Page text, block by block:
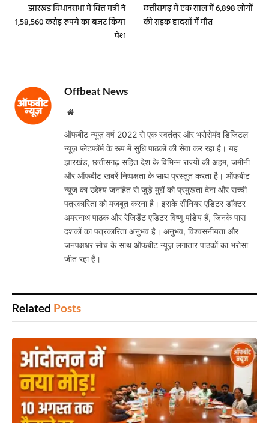
झारखंड विधानसभा में वित्त मंत्री ने
1,58,560 करोड़ रुपये का बजट किया
पेश
छत्तीसगढ़ में एक साल में 6,898 लोगों
की सड़क हादसों में मौत
Offbeat News
Website
ऑफबीट न्यूज़ वर्ष 2022 से एक स्वतंत्र और भरोसेमंद डिजिटल
न्यूज़ प्लेटफॉर्म के रूप में सुधि पाठकों की सेवा कर रहा है। यह
झारखंड, छत्तीसगढ़ सहित देश के विभिन्न राज्यों की अहम, जमीनी
और ऑफबीट खबरें निष्पक्षता के साथ प्रस्तुत करता है। ऑफबीट
न्यूज़ का उद्देश्य जनहित से जुड़े मुद्दों को प्रमुखता देना और सच्ची
पत्रकारिता को मजबूत करना है। इसके सीनियर एडिटर डॉक्टर
अमरनाथ पाठक और रेजिडेंट एडिटर विष्णु पांडेय हैं, जिनके पास
दशकों का पत्रकारिता अनुभव है। अनुभव, विश्वसनीयता और
जनपक्षधर सोच के साथ ऑफबीट न्यूज़ लगातार पाठकों का भरोसा
जीत रहा है।
Related Posts